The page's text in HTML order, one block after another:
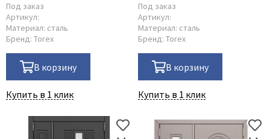
Под заказ
Артикул:
Материал: сталь
Бренд: Torex
В корзину
Купить в 1 клик
Под заказ
Артикул:
Материал: сталь
Бренд: Torex
В корзину
Купить в 1 клик